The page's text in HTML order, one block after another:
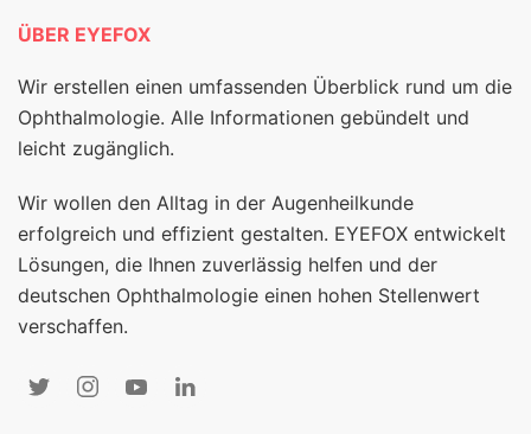
ÜBER EYEFOX
Wir erstellen einen umfassenden Überblick rund um die
Ophthalmologie. Alle Informationen gebündelt und
leicht zugänglich.
Wir wollen den Alltag in der Augenheilkunde
erfolgreich und effizient gestalten. EYEFOX entwickelt
Lösungen, die Ihnen zuverlässig helfen und der
deutschen Ophthalmologie einen hohen Stellenwert
verschaffen.